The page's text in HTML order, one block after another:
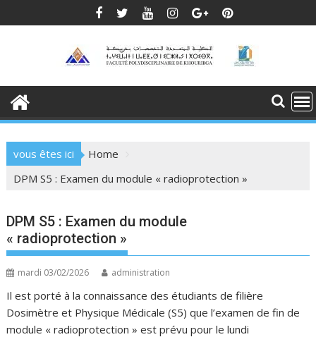
to
vous êtes ici
Home
DPM S5 : Examen du module « radioprotection »
DPM S5 : Examen du module
« radioprotection »
mardi 03/02/2026 administration
Il est porté à la connaissance des étudiants de filière
Dosimètre et Physique Médicale (S5) que l’examen de fin de
module « radioprotection » est prévu pour le lundi